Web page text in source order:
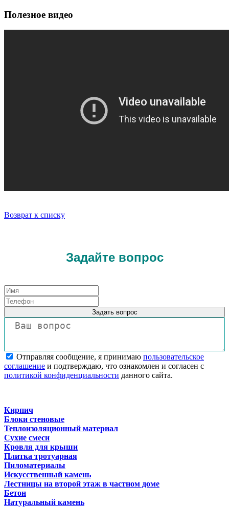
Полезное видео
Возврат к списку
Задайте вопрос
Задать вопрос
Отправляя сообщение, я принимаю пользовательское
соглашение и подтверждаю, что ознакомлен и согласен с
политикой конфиденциальности данного сайта.
Кирпич
Блоки стеновые
Теплоизоляционный материал
Сухие смеси
Кровля для крыши
Плитка тротуарная
Пиломатериалы
Искусственный камень
Лестницы на второй этаж в частном доме
Бетон
Натуральный камень